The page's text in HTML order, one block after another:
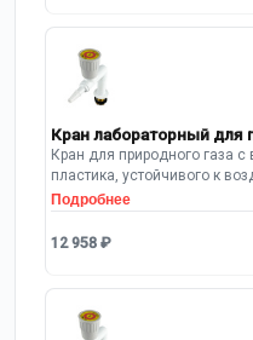
Кран лабораторный для
Кран для природного газа с
пластика, устойчивого к
заднюю панель вытяжной
мм.
Подробнее
12 958 ₽